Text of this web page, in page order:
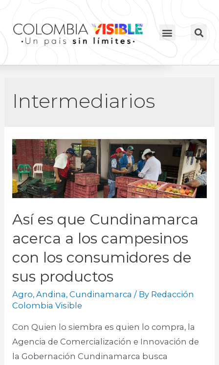
Intermediarios
Así es que Cundinamarca
acerca a los campesinos
con los consumidores de
sus productos
Agro,Andina,Cundinamarca / By Redacción
Colombia Visible
Con Quien lo siembra es quien lo compra, la
Agencia de Comercialización e Innovación de
la Gobernación Cundinamarca busca